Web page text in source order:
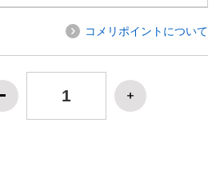
コメリポイントについて